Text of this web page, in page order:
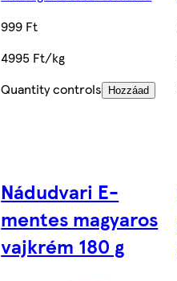
999 Ft
4995 Ft/kg
Quantity controls Hozzáad
Nádudvari E-
mentes magyaros
vajkrém 180 g